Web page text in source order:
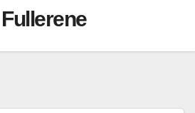
Fullerene